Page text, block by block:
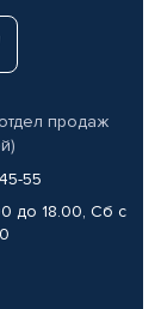
продаж
55
до 18.00, Сб с